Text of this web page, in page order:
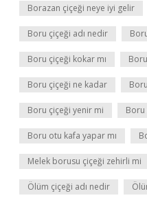
Borazan çiçeği neye iyi gelir
Boru çiçeği adı nedir
Boru çiçeği kokar mı
Boru çiçeği ne kadar
Boru çiçeği yenir mi
Boru otu kafa yapar mı
Melek borusu çiçeği zehirli mi
Ölüm çiçeği adı nedir